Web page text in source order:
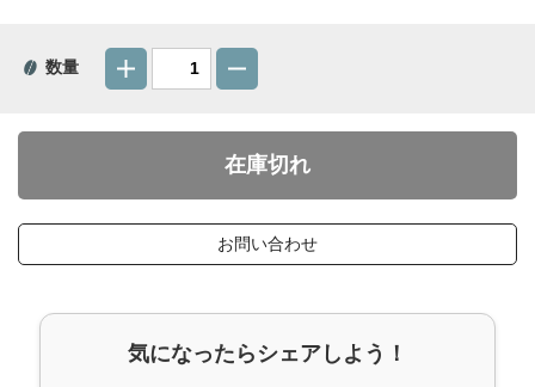
数量
お問い合わせ
気になったらシェアしよう！